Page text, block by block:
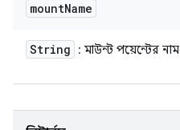
mountName
String : মাউন্ট পয়েন্টের নাম